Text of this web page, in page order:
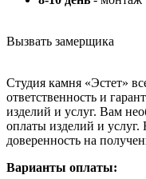
Вызвать замерщика
Студия камня «Эстет»
ответственность и
изделий и услуг. Вам
оплаты изделий и
доверенность на
Варианты оплаты: